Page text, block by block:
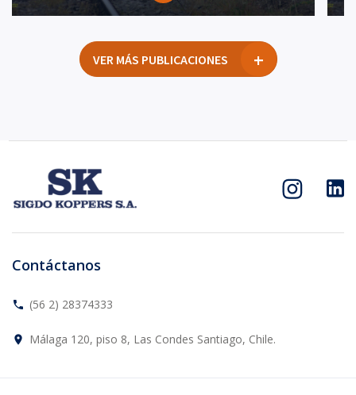
VER MÁS PUBLICACIONES
Contáctanos
phone (56 2) 28374333
place Málaga 120, piso 8, Las Condes Santiago, Chile.